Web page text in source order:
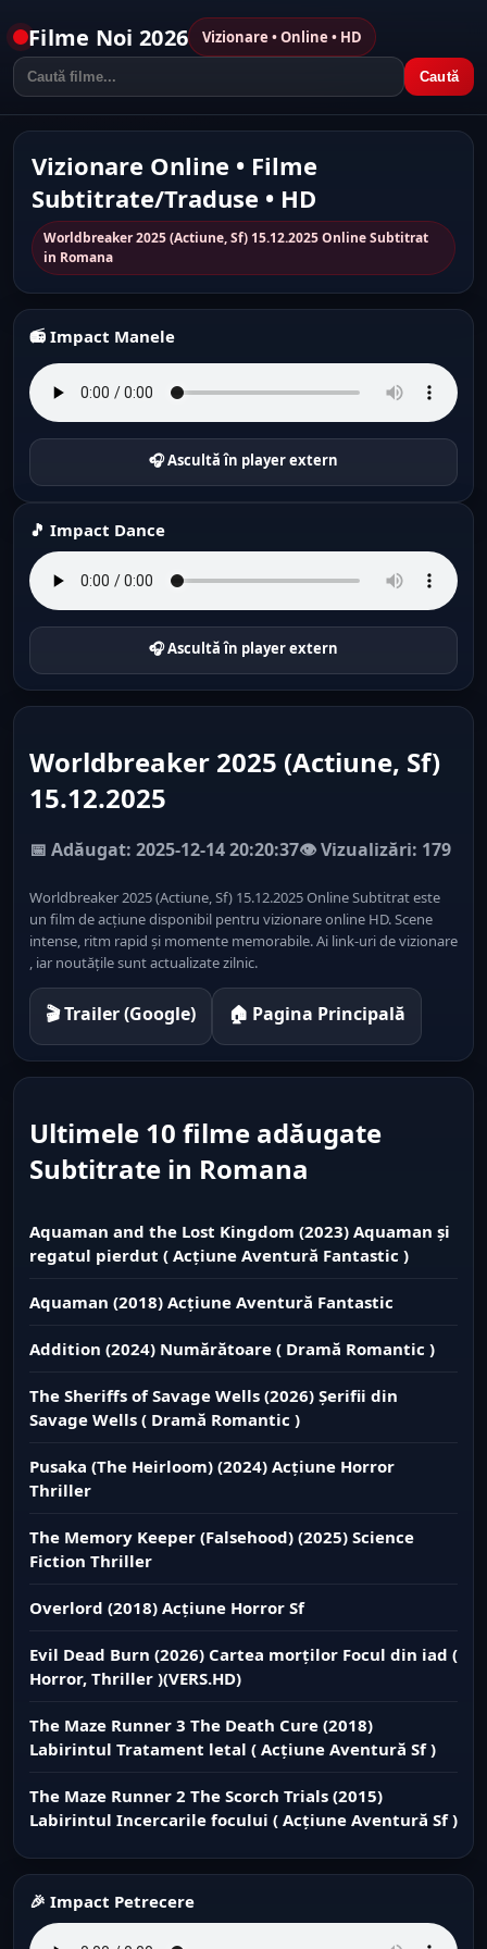
Filme Noi 2026 Vizionare • Online • HD
Caută
Vizionare Online • Filme
Subtitrate/Traduse • HD
Worldbreaker 2025 (Actiune, Sf) 15.12.2025 Online Subtitrat
in Romana
📻 Impact Manele
🎧 Ascultă în player extern
🎵 Impact Dance
🎧 Ascultă în player extern
Worldbreaker 2025 (Actiune, Sf)
15.12.2025
📅 Adăugat: 2025-12-14 20:20:37👁️ Vizualizări: 179
Worldbreaker 2025 (Actiune, Sf) 15.12.2025 Online Subtitrat este
un film de acțiune disponibil pentru vizionare online HD. Scene
intense, ritm rapid și momente memorabile. Ai link-uri de vizionare
, iar noutățile sunt actualizate zilnic.
🎬 Trailer (Google) 🏠 Pagina Principală
Ultimele 10 filme adăugate
Subtitrate in Romana
Aquaman and the Lost Kingdom (2023) Aquaman și
regatul pierdut ( Acțiune Aventură Fantastic )
Aquaman (2018) Acțiune Aventură Fantastic
Addition (2024) Numărătoare ( Dramă Romantic )
The Sheriffs of Savage Wells (2026) Șerifii din
Savage Wells ( Dramă Romantic )
Pusaka (The Heirloom) (2024) Acțiune Horror
Thriller
The Memory Keeper (Falsehood) (2025) Science
Fiction Thriller
Overlord (2018) Acțiune Horror Sf
Evil Dead Burn (2026) Cartea morților Focul din iad (
Horror, Thriller )(VERS.HD)
The Maze Runner 3 The Death Cure (2018)
Labirintul Tratament letal ( Acțiune Aventură Sf )
The Maze Runner 2 The Scorch Trials (2015)
Labirintul Incercarile focului ( Acțiune Aventură Sf )
🎉 Impact Petrecere